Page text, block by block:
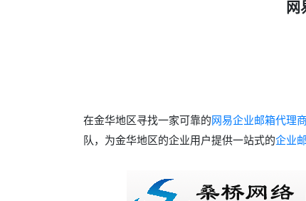
在金华地区寻找一家可靠的网易企业邮箱代理商
队，为金华地区的企业用户提供一站式的企业